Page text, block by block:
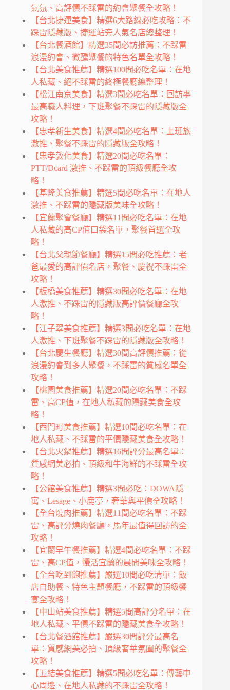
氣氛、高評價不踩雷的約會聚餐全攻略！
【台北捷運美食】精選6大路線必吃攻略：不
踩雷隱藏版、捷運站旁人氣名店總整理！
【台北餐酒館】精選35間必訪推薦：不踩雷
浪漫約會、微醺聚餐的特色名單全攻略！
【台北美食推薦】精選100間必吃名單：在地
人私藏、絕不踩雷的終極餐廳總整理！
【松江南京美食】精選3間必吃名單：回訪率
最高職人料理，下班聚餐不踩雷的隱藏版全
攻略！
【忠孝新生美食】精選4間必吃名單：上班族
激推、聚餐不踩雷的隱藏版全攻略！
【忠孝敦化美食】精選20間必吃名單：
PTT/Dcard 激推、不踩雷的頂級餐廳全攻
略！
【基隆美食推薦】精選5間必吃名單：在地人
激推、不踩雷的隱藏版美味全攻略！
【宜蘭聚會餐廳】精選11間必吃名單：在地
人私藏的高CP值口袋名單，聚餐首選全攻
略！
【台北父親節餐廳】精選15間必吃推薦：老
爸最愛的高評價名店，聚餐、慶祝不踩雷全
攻略！
【板橋美食推薦】精選30間必吃名單：在地
人激推、不踩雷的隱藏版高評價餐廳全攻
略！
【江子翠美食推薦】精選3間必吃名單：在地
人激推、下班聚餐不踩雷的隱藏版全攻略！
【台北慶生餐廳】精選30間高評價推薦：從
浪漫約會到多人聚餐，不踩雷的質感名單全
攻略！
【桃園美食推薦】精選20間必吃名單：不踩
雷、高CP值，在地人私藏的隱藏美食全攻
略！
【西門町美食推薦】精選10間必吃名單：在
地人私藏、不踩雷的平價隱藏美食全攻略！
【台北火鍋推薦】精選16間評分最高名單：
質感網美必拍、頂級和牛海鮮的不踩雷全攻
略！
【公館美食推薦】精選3間必吃：DOWA隱
寓、Lesage、小鹿亭，奢華與平價全攻略！
【全台燒肉推薦】精選11間必吃名單：不踩
雷、高評分燒肉餐廳，馬年最值得回訪的全
攻略！
【宜蘭早午餐推薦】精選4間必吃名單：不踩
雷、高CP值，慢活宜蘭的晨間美味全攻略！
【全台吃到飽推薦】嚴選10間必吃清單：飯
店自助餐、特色主題餐廳，不踩雷的頂級饗
宴全攻略！
【中山站美食推薦】精選5間高評分名單：在
地人私藏、平價不踩雷的隱藏美食全攻略！
【台北餐酒館推薦】嚴選30間評分最高名
單：質感網美必拍、頂級奢華氛圍的聚餐全
攻略！
【五結美食推薦】精選5間必吃名單：傳藝中
心周邊、在地人私藏的不踩雷全攻略！